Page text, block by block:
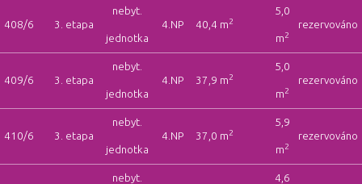
408/6 3. etapa
nebyt.
jednotka
4.NP 40,4 m2
5,0
m2
rezervováno
409/6 3. etapa
nebyt.
jednotka
4.NP 37,9 m2
5,0
m2
rezervováno
410/6 3. etapa
nebyt.
jednotka
4.NP 37,0 m2
5,9
m2
rezervováno
nebyt. 4,6